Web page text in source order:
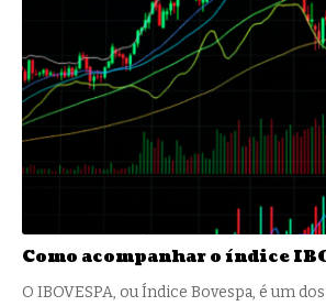
Como acompanhar o índice
O IBOVESPA, ou Índice Bovespa, é um